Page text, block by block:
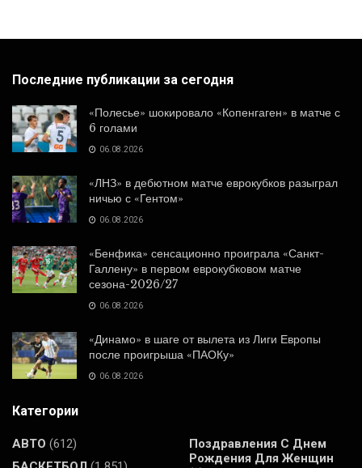
Последние публикации за сегодня
«Полесье» шокировало «Копенгаген» в матче с
6 голами
06.08.2026
«ЛНЗ» в дебютном матче еврокубков разыграл
ничью с «Гентом»
06.08.2026
«Бенфика» сенсационно проиграла «Санкт-
Галлену» в первом еврокубковом матче
сезона-2026/27
06.08.2026
«Динамо» в шаге от вылета из Лиги Европы
после проигрыша «ПАОКу»
06.08.2026
Категории
АВТО (612)
Поздравления С Днем
Рождения Для Женщин